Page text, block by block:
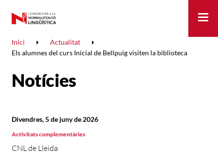
Inici
Actualitat
Els alumnes del curs Inicial de Bellpuig visiten la biblioteca
Notícies
CNL de Lleida
Divendres, 5 de juny de 2026
Activitats complementàries